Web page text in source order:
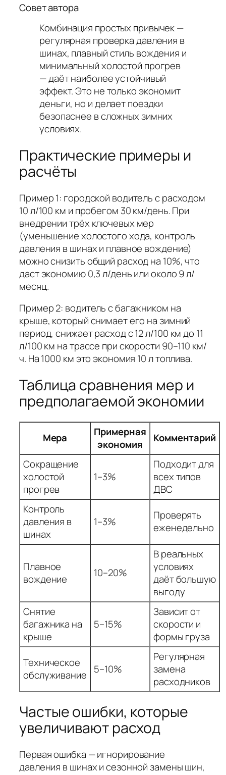
Совет автора
Комбинация простых привычек —
регулярная проверка давления в
шинах, плавный стиль вождения и
минимальный холостой прогрев
— даёт наиболее устойчивый
эффект. Это не только экономит
деньги, но и делает поездки
безопаснее в сложных зимних
условиях.
Практические примеры и
расчёты
Пример 1: городской водитель с расходом
10 л/100 км и пробегом 30 км/день. При
внедрении трёх ключевых мер
(уменьшение холостого хода, контроль
давления в шинах и плавное вождение)
можно снизить общий расход на 10%, что
даст экономию 0,3 л/день или около 9 л/
месяц.
Пример 2: водитель с багажником на
крыше, который снимает его на зимний
период, снижает расход с 12 л/100 км до 11
л/100 км на трассе при скорости 90–110 км/
ч. На 1000 км это экономия 10 л топлива.
Таблица сравнения мер и
предполагаемой экономии
Мера
Примерная
экономия
Комментарий
Сокращение
холостой
прогрев
1–3%
Подходит для
всех типов
ДВС
Контроль
давления в
шинах
1–3%
Проверять
еженедельно
Плавное
вождение
10–20%
В реальных
условиях
даёт большую
выгоду
Снятие
багажника на
крыше
5–15%
Зависит от
скорости и
формы груза
Техническое
обслуживание
5–10%
Регулярная
замена
расходников
Частые ошибки, которые
увеличивают расход
Первая ошибка — игнорирование
давления в шинах и сезонной замены шин,